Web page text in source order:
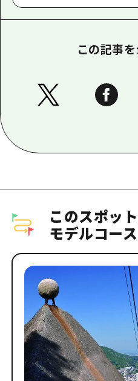
この記事
このスポッ
モデルコース